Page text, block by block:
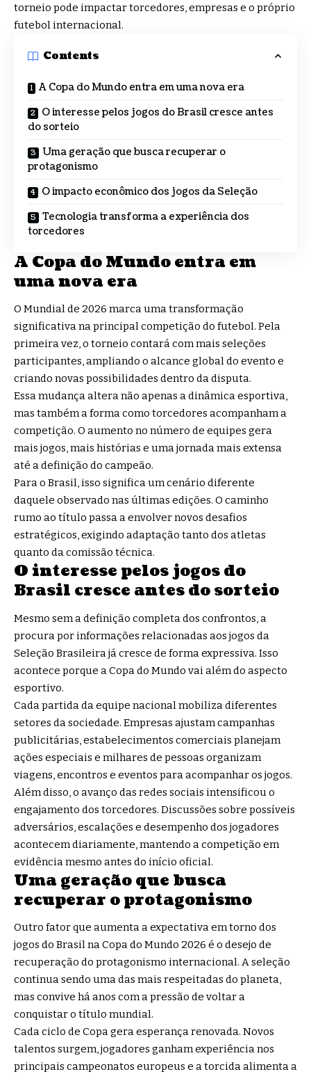
torneio pode impactar torcedores, empresas e o próprio
futebol internacional.
Contents
A Copa do Mundo entra em uma nova era
O interesse pelos jogos do Brasil cresce antes
do sorteio
Uma geração que busca recuperar o
protagonismo
O impacto econômico dos jogos da Seleção
Tecnologia transforma a experiência dos
torcedores
A Copa do Mundo entra em
uma nova era
O Mundial de 2026 marca uma transformação
significativa na principal competição do futebol. Pela
primeira vez, o torneio contará com mais seleções
participantes, ampliando o alcance global do evento e
criando novas possibilidades dentro da disputa.
Essa mudança altera não apenas a dinâmica esportiva,
mas também a forma como torcedores acompanham a
competição. O aumento no número de equipes gera
mais jogos, mais histórias e uma jornada mais extensa
até a definição do campeão.
Para o Brasil, isso significa um cenário diferente
daquele observado nas últimas edições. O caminho
rumo ao título passa a envolver novos desafios
estratégicos, exigindo adaptação tanto dos atletas
quanto da comissão técnica.
O interesse pelos jogos do
Brasil cresce antes do sorteio
Mesmo sem a definição completa dos confrontos, a
procura por informações relacionadas aos jogos da
Seleção Brasileira já cresce de forma expressiva. Isso
acontece porque a Copa do Mundo vai além do aspecto
esportivo.
Cada partida da equipe nacional mobiliza diferentes
setores da sociedade. Empresas ajustam campanhas
publicitárias, estabelecimentos comerciais planejam
ações especiais e milhares de pessoas organizam
viagens, encontros e eventos para acompanhar os jogos.
Além disso, o avanço das redes sociais intensificou o
engajamento dos torcedores. Discussões sobre possíveis
adversários, escalações e desempenho dos jogadores
acontecem diariamente, mantendo a competição em
evidência mesmo antes do início oficial.
Uma geração que busca
recuperar o protagonismo
Outro fator que aumenta a expectativa em torno dos
jogos do Brasil na Copa do Mundo 2026 é o desejo de
recuperação do protagonismo internacional. A seleção
continua sendo uma das mais respeitadas do planeta,
mas convive há anos com a pressão de voltar a
conquistar o título mundial.
Cada ciclo de Copa gera esperança renovada. Novos
talentos surgem, jogadores ganham experiência nos
principais campeonatos europeus e a torcida alimenta a